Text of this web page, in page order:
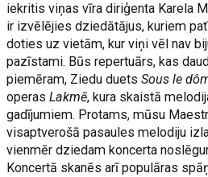
iekritis viņas vīra diriģenta Karela
ir izvēlējies dziedātājus, kuriem
doties uz vietām, kur viņi vēl nav
pazīstami. Būs repertuārs, kas
piemēram, Ziedu duetsSous le
operasLakmē, kura skaistā
gadījumiem. Protams, mūsu
visaptverošā pasaules melodiju
vienmēr dziedam koncerta
Koncertā skanēs arī populāras